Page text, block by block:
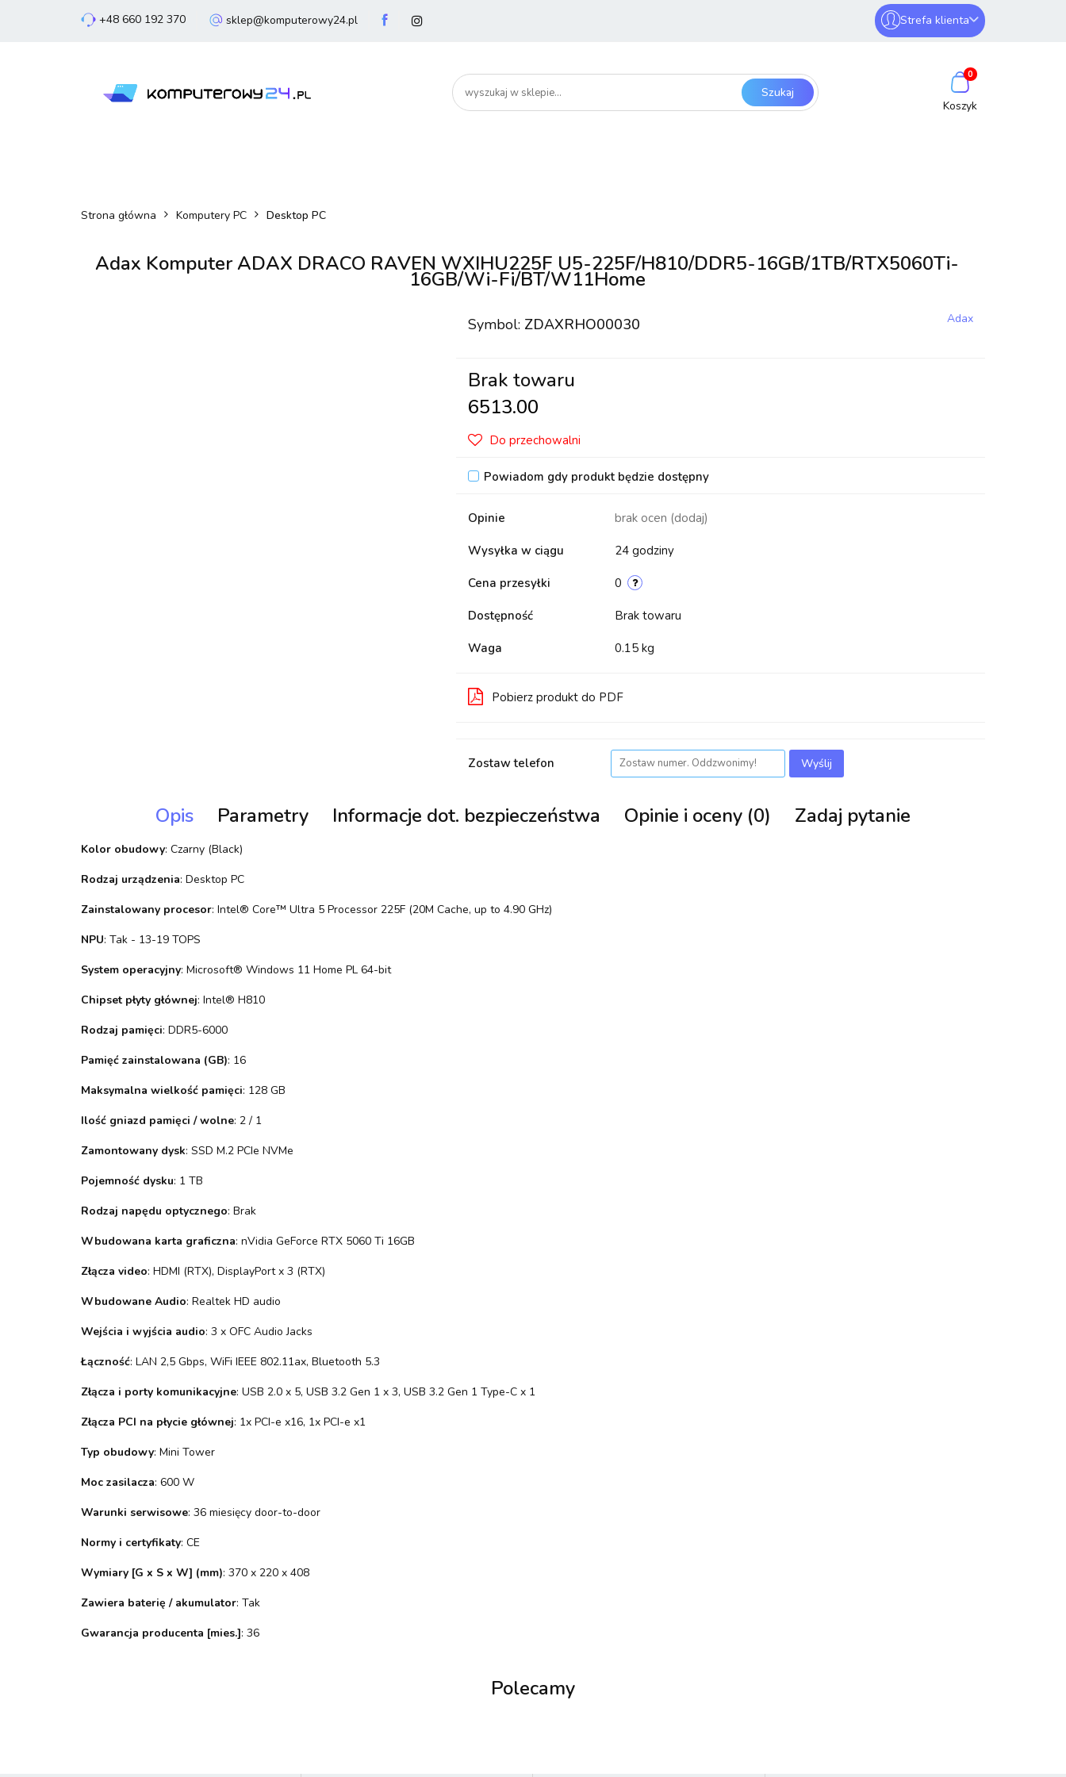
sklep@komputerowy24.pl
+48 660 192 370 Strefa klienta
Zaloguj się
Zarejestruj się
Dodaj zgłoszenie
0
Laptopy Komputery
Smartfony Bezpieczeństwo
Strona główna Komputery PC Desktop PC
Adax Komputer ADAX DRACO RAVEN WXIHU225F U5-225F/H810/DDR5-16GB/1TB/RTX5060Ti-
16GB/Wi-Fi/BT/W11Home
Symbol: ZDAXRHO00030 Adax
Brak towaru
6513.00
Do przechowalni
Powiadom gdy produkt będzie dostępny
Opinie brak ocen (dodaj)
Wysyłka w ciągu 24 godziny
Cena przesyłki 0
Dostępność Brak towaru
Waga 0.15 kg
Pobierz produkt do PDF
Zostaw telefon Wyślij
Opis Parametry Informacje dot. bezpieczeństwa Opinie i oceny (0) Zadaj pytanie
Kolor obudowy: Czarny (Black)
Rodzaj urządzenia: Desktop PC
Zainstalowany procesor: Intel® Core™ Ultra 5 Processor 225F (20M Cache, up to 4.90 GHz)
NPU: Tak - 13-19 TOPS
System operacyjny: Microsoft® Windows 11 Home PL 64-bit
Chipset płyty głównej: Intel® H810
Rodzaj pamięci: DDR5-6000
Pamięć zainstalowana (GB): 16
Maksymalna wielkość pamięci: 128 GB
Ilość gniazd pamięci / wolne: 2 / 1
Zamontowany dysk: SSD M.2 PCIe NVMe
Pojemność dysku: 1 TB
Rodzaj napędu optycznego: Brak
Wbudowana karta graficzna: nVidia GeForce RTX 5060 Ti 16GB
Złącza video: HDMI (RTX), DisplayPort x 3 (RTX)
Wbudowane Audio: Realtek HD audio
Wejścia i wyjścia audio: 3 x OFC Audio Jacks
Łączność: LAN 2,5 Gbps, WiFi IEEE 802.11ax, Bluetooth 5.3
Złącza i porty komunikacyjne: USB 2.0 x 5, USB 3.2 Gen 1 x 3, USB 3.2 Gen 1 Type-C x 1
Złącza PCI na płycie głównej: 1x PCI-e x16, 1x PCI-e x1
Typ obudowy: Mini Tower
Moc zasilacza: 600 W
Warunki serwisowe: 36 miesięcy door-to-door
Normy i certyfikaty: CE
Wymiary [G x S x W] (mm): 370 x 220 x 408
Zawiera baterię / akumulator: Tak
Gwarancja producenta [mies.]: 36
Polecamy